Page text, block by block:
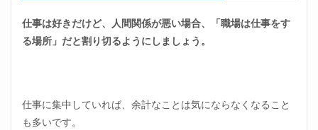
仕事
は好
由で
辞め
仕事は好きだけど、人間関係が悪い場合、「職場は仕事をす
る場所」だと割り切るようにしましょう。
仕事に集中していれば、余計なことは気にならなくなること
も多いです。